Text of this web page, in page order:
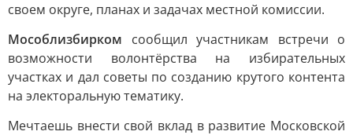
своем округе, планах и задачах местной комиссии.
Мособлизбирком сообщил участникам встречи о
возможности волонтёрства на избирательных
участках и дал советы по созданию крутого контента
на электоральную тематику.
Мечтаешь внести свой вклад в развитие Московской